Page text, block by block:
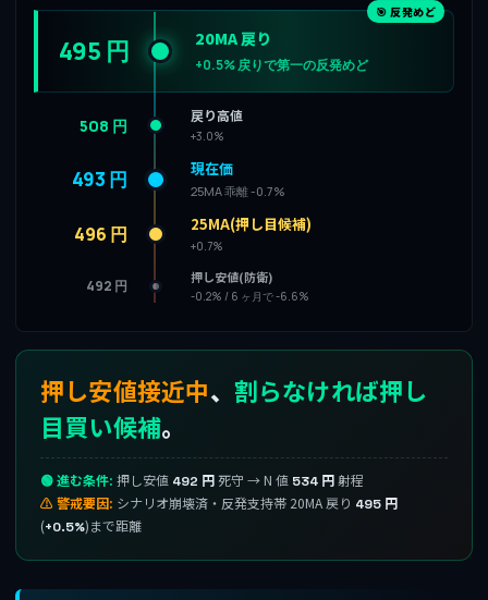
🎯 反発めど
495 円 20MA 戻り
+0.5% 戻りで第一の反発めど
508 円 戻り高値
+3.0%
493 円 現在価
25MA 乖離 -0.7%
496 円 25MA(押し目候補)
+0.7%
492 円 押し安値(防衛)
-0.2% / 6 ヶ月で -6.6%
押し安値接近中、 割らなければ押し
目買い候補。
🟢 進む条件: 押し安値 492 円 死守 → N 値 534 円 射程
⚠ 警戒要因: シナリオ崩壊済・反発支持帯 20MA 戻り 495 円
(+0.5%)まで距離